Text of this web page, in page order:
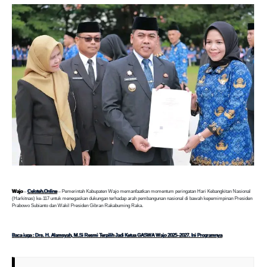
Wajo–Celoteh.Online– Pemerintah Kabupaten Wajo memanfaatkan momentum peringatan Hari Kebangkitan Nasional
(Harkitnas) ke-117 untuk menegaskan dukungan terhadap arah pembangunan nasional di bawah kepemimpinan Presiden
Prabowo Subianto dan Wakil Presiden Gibran Rakabuming Raka.
Baca iuga : Drs. H. Alamsyah, M.Si Resmi Terpilih Jadi Ketua GASWA Wajo 2025–2027. Ini Programnya